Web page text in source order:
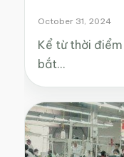
October 31, 2024
Kể từ thời
bắt…